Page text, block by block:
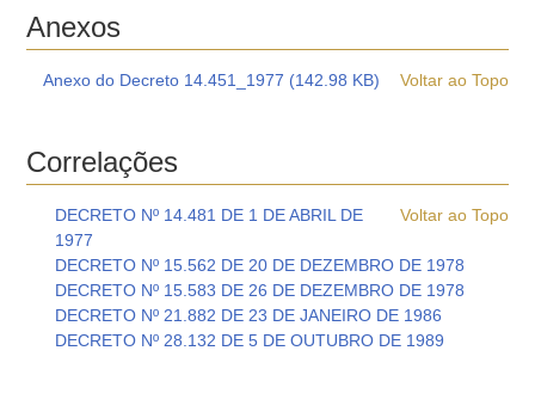
Anexos
Voltar ao Topo
Anexo do Decreto 14.451_1977 (142.98 KB)
Correlações
Voltar ao Topo
DECRETO Nº 14.481 DE 1 DE ABRIL DE
1977
DECRETO Nº 15.562 DE 20 DE DEZEMBRO DE 1978
DECRETO Nº 15.583 DE 26 DE DEZEMBRO DE 1978
DECRETO Nº 21.882 DE 23 DE JANEIRO DE 1986
DECRETO Nº 28.132 DE 5 DE OUTUBRO DE 1989